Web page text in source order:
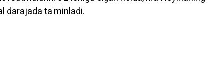
darajada ta'minladi.